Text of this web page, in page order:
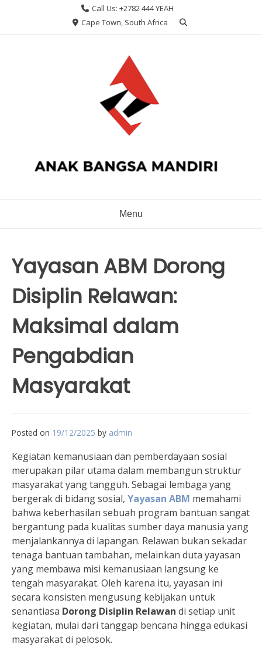
Call Us: +2782 444 YEAH
Cape Town, South Africa
Menu
Yayasan ABM Dorong
Disiplin Relawan:
Maksimal dalam
Pengabdian
Masyarakat
Posted on 19/12/2025 by admin
Kegiatan kemanusiaan dan pemberdayaan sosial
merupakan pilar utama dalam membangun struktur
masyarakat yang tangguh. Sebagai lembaga yang
bergerak di bidang sosial, Yayasan ABM memahami
bahwa keberhasilan sebuah program bantuan sangat
bergantung pada kualitas sumber daya manusia yang
menjalankannya di lapangan. Relawan bukan sekadar
tenaga bantuan tambahan, melainkan duta yayasan
yang membawa misi kemanusiaan langsung ke
tengah masyarakat. Oleh karena itu, yayasan ini
secara konsisten mengusung kebijakan untuk
senantiasa Dorong Disiplin Relawan di setiap unit
kegiatan, mulai dari tanggap bencana hingga edukasi
masyarakat di pelosok.